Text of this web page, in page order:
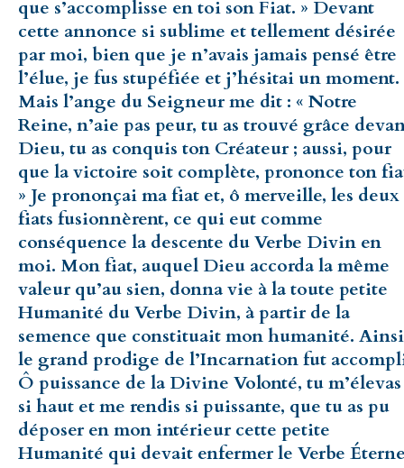
que s’accomplisse en toi son Fiat. » Devant
cette annonce si sublime et tellement désirée
par moi, bien que je n’avais jamais pensé être
l’élue, je fus stupéfiée et j’hésitai un moment.
Mais l’ange du Seigneur me dit : « Notre
Reine, n’aie pas peur, tu as trouvé grâce
Dieu, tu as conquis ton Créateur ; aussi, pour
que la victoire soit complète, prononce ton
» Je prononçai ma fiat et, ô merveille, les deux
fiats fusionnèrent, ce qui eut comme
conséquence la descente du Verbe Divin en
moi. Mon fiat, auquel Dieu accorda la même
valeur qu’au sien, donna vie à la toute petite
Humanité du Verbe Divin, à partir de la
semence que constituait mon humanité.
le grand prodige de l’Incarnation fut
Ô puissance de la Divine Volonté, tu m’élevas
si haut et me rendis si puissante, que tu as pu
déposer en mon intérieur cette petite
Humanité qui devait enfermer le Verbe